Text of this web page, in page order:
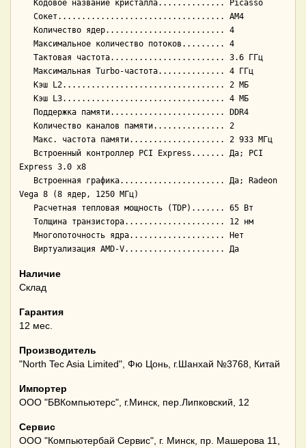
Express 3.0 x8
Vega 8 (8 ядер, 1250 МГц)
Наличие
Склад
Гарантия
12 мес.
Производитель
"North Tec Asia Limited", Фю Цонь, г.Шанхай №3768, Китай
Импортер
ООО "БВКомпьютерс", г.Минск, пер.Липковский, 12
Сервис
ООО "Компьютербай Сервис", г. Минск, пр. Машерова 11,